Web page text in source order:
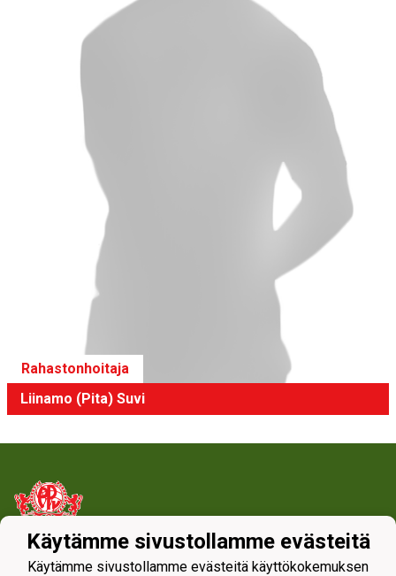
Rahastonhoitaja
Liinamo (Pita) Suvi
Tietosuojaseloste
Käytämme sivustollamme evästeitä
Käytämme sivustollamme evästeitä käyttökokemuksen